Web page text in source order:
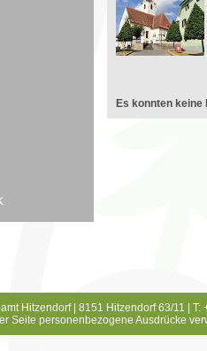
Es konnten keine
Hitzendorf | 8151 Hitzendorf 63/11 |
Seite personenbezogene Ausdrücke